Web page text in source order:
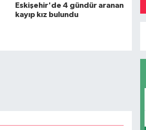
Eskişehir'de 4 gündür aranan
kayıp kız bulundu